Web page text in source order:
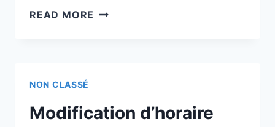
READ MORE IMPORTANT :
DEMAIN
–
NON CLASSÉ
Modification d’horaire